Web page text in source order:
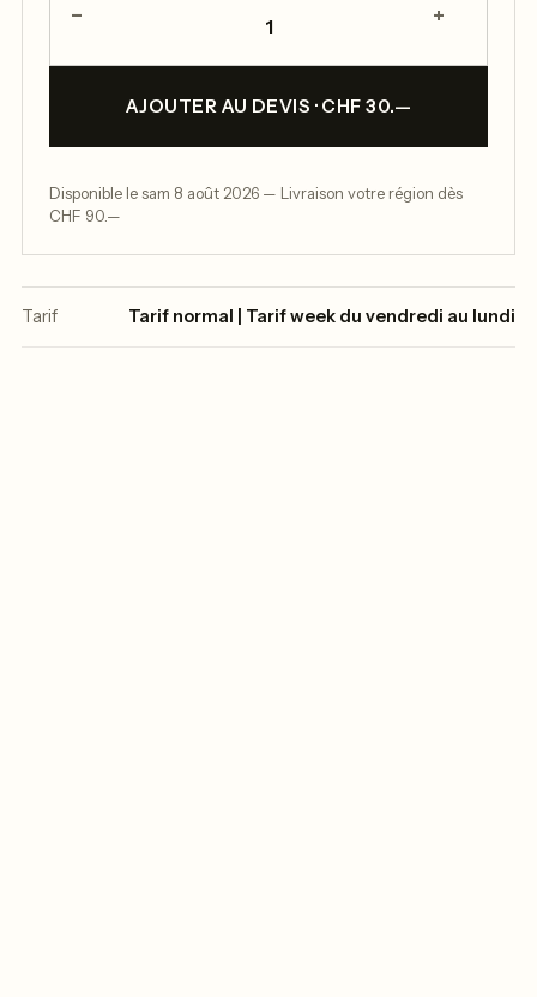
− 1 +
AJOUTER AU DEVIS · CHF 30.—
Disponible le sam 8 août 2026 — Livraison votre région dès
CHF 90.—
Tarif Tarif normal | Tarif week du vendredi au lundi